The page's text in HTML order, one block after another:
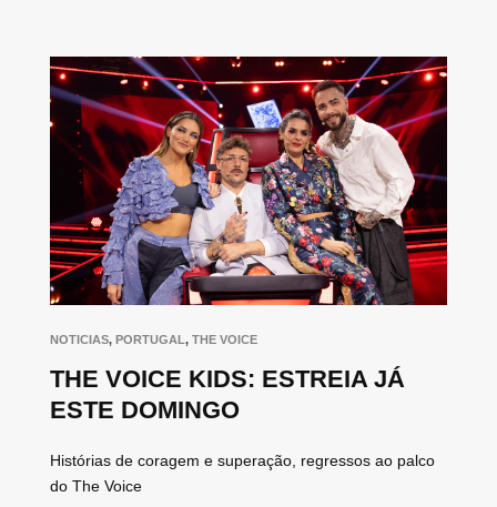
THE VOICE KIDS: ESTREIA JÁ
ESTE DOMINGO
NOTICIAS, PORTUGAL, THE VOICE
Histórias de coragem e superação, regressos ao palco
do The Voice